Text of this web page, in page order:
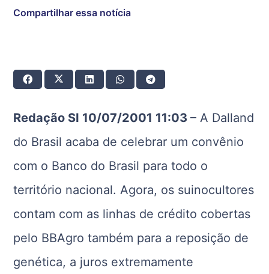
Compartilhar essa notícia
Redação SI 10/07/2001 11:03– A Dalland
do Brasil acaba de celebrar um convênio
com o Banco do Brasil para todo o
território nacional. Agora, os suinocultores
contam com as linhas de crédito cobertas
pelo BBAgro também para a reposição de
genética, a juros extremamente